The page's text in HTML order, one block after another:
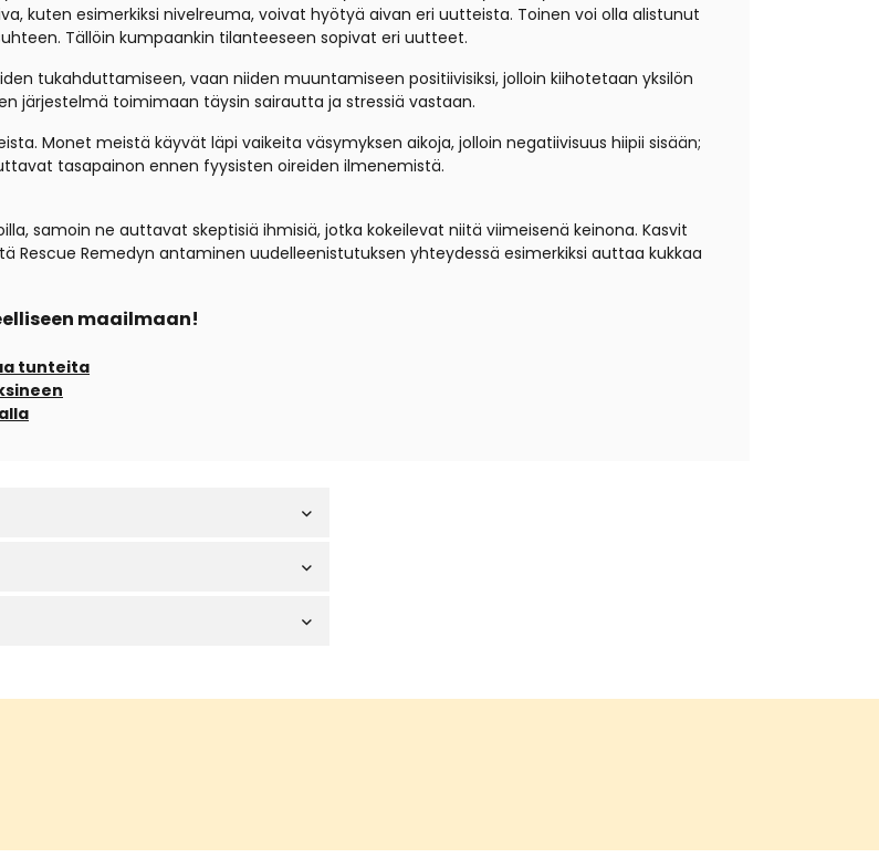
kuten esimerkiksi nivelreuma, voivat hyötyä aivan eri uutteista. Toinen voi olla alistunut
Tällöin kumpaankin tilanteeseen sopivat eri uutteet.
tukahduttamiseen, vaan niiden muuntamiseen positiivisiksi, jolloin kiihotetaan yksilön
järjestelmä toimimaan täysin sairautta ja stressiä vastaan.
Monet meistä käyvät läpi vaikeita väsymyksen aikoja, jolloin negatiivisuus hiipii sisään;
tasapainon ennen fyysisten oireiden ilmenemistä.
samoin ne auttavat skeptisiä ihmisiä, jotka kokeilevat niitä viimeisenä keinona. Kasvit
Remedyn antaminen uudelleenistutuksen yhteydessä esimerkiksi auttaa kukkaa
maailmaan!
tunteita